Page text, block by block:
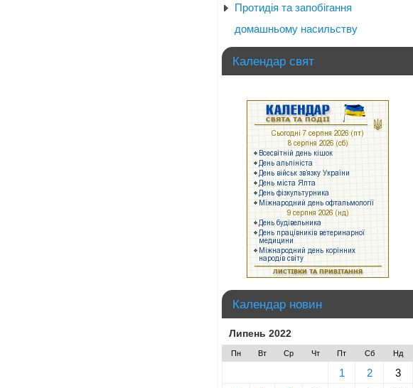
Протидія та запобігання
домашньому насильству
Календар свят
Календар новин
Липень 2022
Пн Вт Ср Чт Пт Сб Нд
1 2
3